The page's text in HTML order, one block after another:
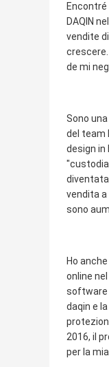
Encontré
DAQIN
vendite
de mi
Sono
del team
design in
diventata
vendita a
sono
Ho
online
software
daqin e
2016, il
per la